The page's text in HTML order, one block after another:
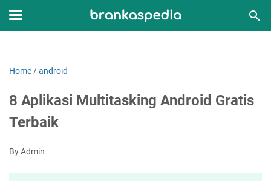
Home /android
8 Aplikasi Multitasking Android Gratis
Terbaik
By Admin